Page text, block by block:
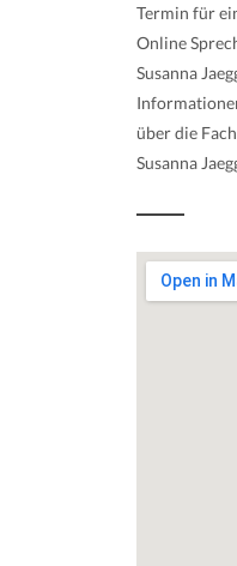
Termin für
Online
Susanna
über die
Susanna